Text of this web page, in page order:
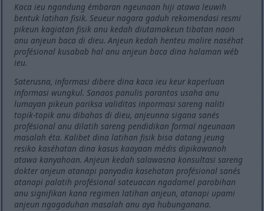
Kaca ieu ngandung émbaran ngeunaan hiji atawa leuwih
bentuk latihan fisik. Seueur nagara gaduh rekomendasi resmi
pikeun kagiatan fisik anu kedah diutamakeun tibatan naon
anu anjeun baca di dieu. Anjeun kedah henteu malire naséhat
profésional kusabab hal anu anjeun baca dina halaman wéb
ieu.
Saterusna, informasi dibere dina kaca ieu keur kaperluan
informasi wungkul. Sanaos panulis parantos usaha anu
lumayan pikeun pariksa validitas inpormasi sareng naliti
topik-topik anu dibahas di dieu, anjeunna sigana sanés
profésional anu dilatih sareng pendidikan formal ngeunaan
masalah éta. Kalibet dina latihan fisik bisa datang jeung
resiko kaséhatan dina kasus kaayaan médis dipikawanoh
atawa kanyahoan. Anjeun kedah salawasna konsultasi sareng
dokter anjeun atanapi panyadia kasehatan profésional sanés
atanapi palatih profésional sateuacan ngadamel parobihan
anu signifikan kana regimen latihan anjeun, atanapi upami
anjeun ngagaduhan masalah anu aya hubunganana.